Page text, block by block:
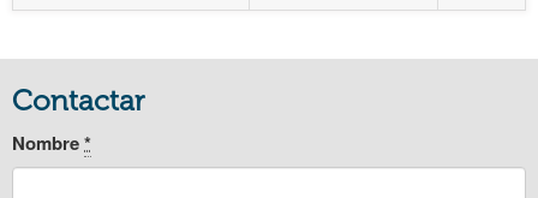
Contactar
Nombre*